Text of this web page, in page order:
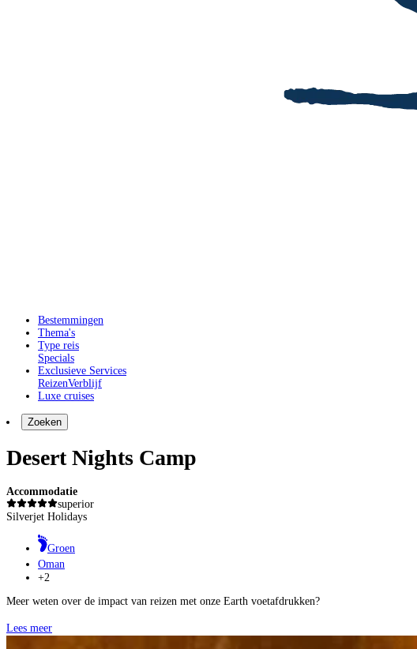
Bestemmingen
Thema's
Type reis
Specials
Exclusieve Services
ReizenVerblijf
Luxe cruises
Zoeken
Desert Nights Camp
Accommodatie
superior
Silverjet Holidays
Groen
Oman
+2
Meer weten over de impact van reizen met onze Earth voetafdrukken?
Lees meer